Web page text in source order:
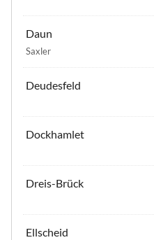
Daun
Saxler
Deudesfeld
Dockhamlet
Dreis-Brück
Ellscheid